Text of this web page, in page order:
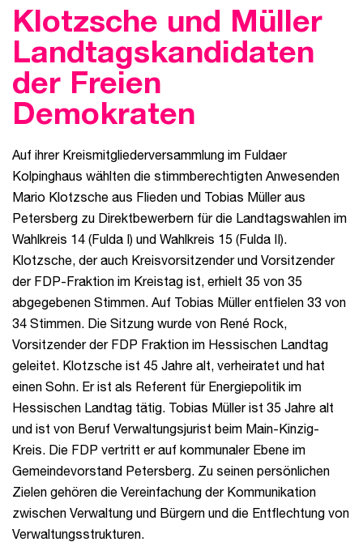
Klotzsche und Müller
Landtagskandidaten
der Freien
Demokraten
Auf ihrer Kreismitgliederversammlung im Fuldaer
Kolpinghaus wählten die stimmberechtigten Anwesenden
Mario Klotzsche aus Flieden und Tobias Müller aus
Petersberg zu Direktbewerbern für die Landtagswahlen im
Wahlkreis 14 (Fulda I) und Wahlkreis 15 (Fulda II).
Klotzsche, der auch Kreisvorsitzender und Vorsitzender
der FDP-Fraktion im Kreistag ist, erhielt 35 von 35
abgegebenen Stimmen. Auf Tobias Müller entfielen 33 von
34 Stimmen. Die Sitzung wurde von René Rock,
Vorsitzender der FDP Fraktion im Hessischen Landtag
geleitet. Klotzsche ist 45 Jahre alt, verheiratet und hat
einen Sohn. Er ist als Referent für Energiepolitik im
Hessischen Landtag tätig. Tobias Müller ist 35 Jahre alt
und ist von Beruf Verwaltungsjurist beim Main-Kinzig-
Kreis. Die FDP vertritt er auf kommunaler Ebene im
Gemeindevorstand Petersberg. Zu seinen persönlichen
Zielen gehören die Vereinfachung der Kommunikation
zwischen Verwaltung und Bürgern und die Entflechtung von
Verwaltungsstrukturen.